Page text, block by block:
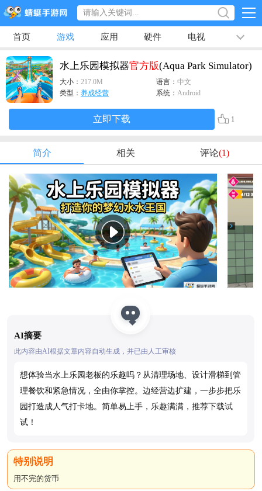
首页 游戏 应用 硬件 电视 排行榜
专题
水上乐园模拟器官方版(Aqua Park Simulator)
大小： 217.0M 语言： 中文
类型： 养成经营 系统： Android
立即下载 1
简介 相关 评论(1)
AI摘要
此内容由AI根据文章内容自动生成，并已由人工审核
想体验当水上乐园老板的乐趣吗？从清理场地、设计滑梯到管
理餐饮和紧急情况，全由你掌控。边经营边扩建，一步步把乐
园打造成人气打卡地。简单易上手，乐趣满满，推荐下载试
试！
用不完的货币